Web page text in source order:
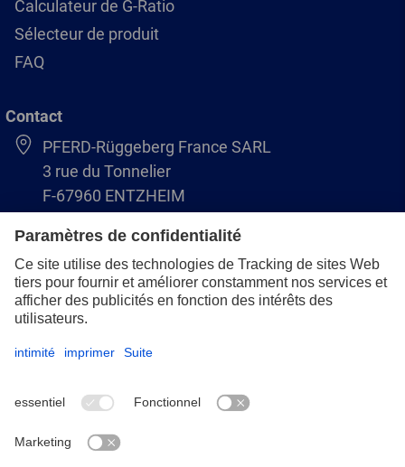
Calculateur de G-Ratio
Sélecteur de produit
FAQ
Contact
PFERD-Rüggeberg France SARL
3 rue du Tonnelier
F-67960 ENTZHEIM
+33 3 88 49 72 50
info@pferd.fr
+33 03 88 38 70 17
Protection des données
CGV